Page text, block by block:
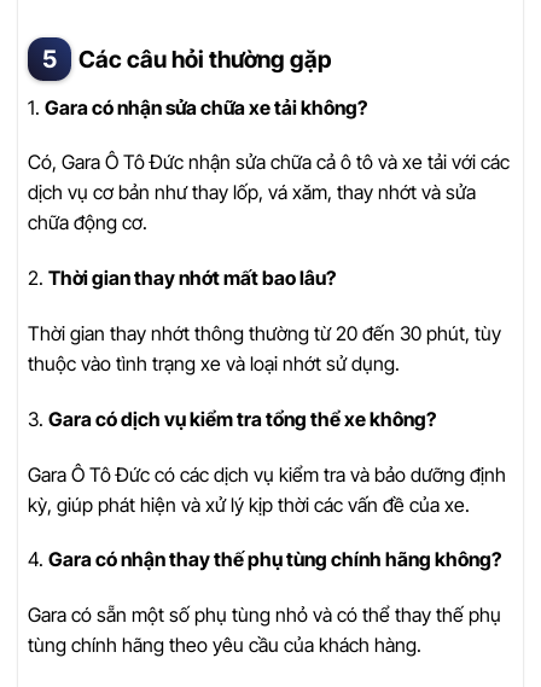
Các câu hỏi thường gặp
1. Gara có nhận sửa chữa xe tải không?
Có, Gara Ô Tô Đức nhận sửa chữa cả ô tô và xe tải với các
dịch vụ cơ bản như thay lốp, vá xăm, thay nhớt và sửa
chữa động cơ.
2. Thời gian thay nhớt mất bao lâu?
Thời gian thay nhớt thông thường từ 20 đến 30 phút, tùy
thuộc vào tình trạng xe và loại nhớt sử dụng.
3. Gara có dịch vụ kiểm tra tổng thể xe không?
Gara Ô Tô Đức có các dịch vụ kiểm tra và bảo dưỡng định
kỳ, giúp phát hiện và xử lý kịp thời các vấn đề của xe.
4. Gara có nhận thay thế phụ tùng chính hãng không?
Gara có sẵn một số phụ tùng nhỏ và có thể thay thế phụ
tùng chính hãng theo yêu cầu của khách hàng.